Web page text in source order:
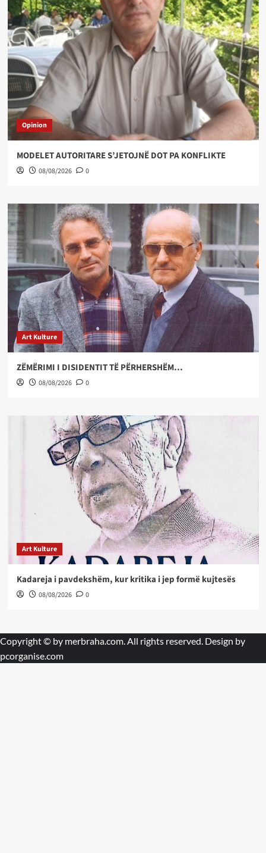
Opinion
MODELET AUTORITARE S’JETOJNË DOT PA KONFLIKTE
08/08/2026 0
Art Kulture
ZËMËRIMI I DISIDENTIT TË PËRHERSHËM…
08/08/2026 0
Art Kulture
Kadareja i pavdekshëm, kur kritika i jep formë kujtesës
08/08/2026 0
Copyright © by merbraha.com. All rights reserved. Design by
pcorganise.com